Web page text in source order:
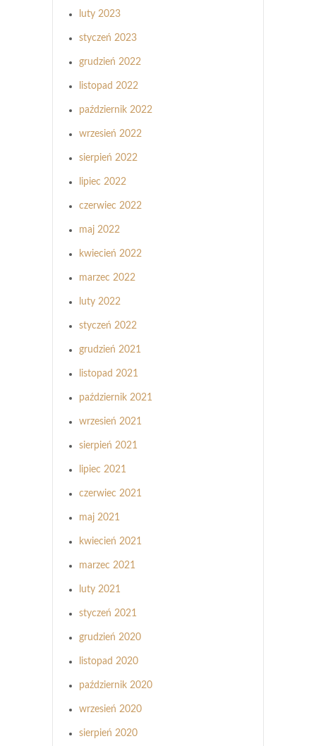
luty 2023
styczeń 2023
grudzień 2022
listopad 2022
październik 2022
wrzesień 2022
sierpień 2022
lipiec 2022
czerwiec 2022
maj 2022
kwiecień 2022
marzec 2022
luty 2022
styczeń 2022
grudzień 2021
listopad 2021
październik 2021
wrzesień 2021
sierpień 2021
lipiec 2021
czerwiec 2021
maj 2021
kwiecień 2021
marzec 2021
luty 2021
styczeń 2021
grudzień 2020
listopad 2020
październik 2020
wrzesień 2020
sierpień 2020